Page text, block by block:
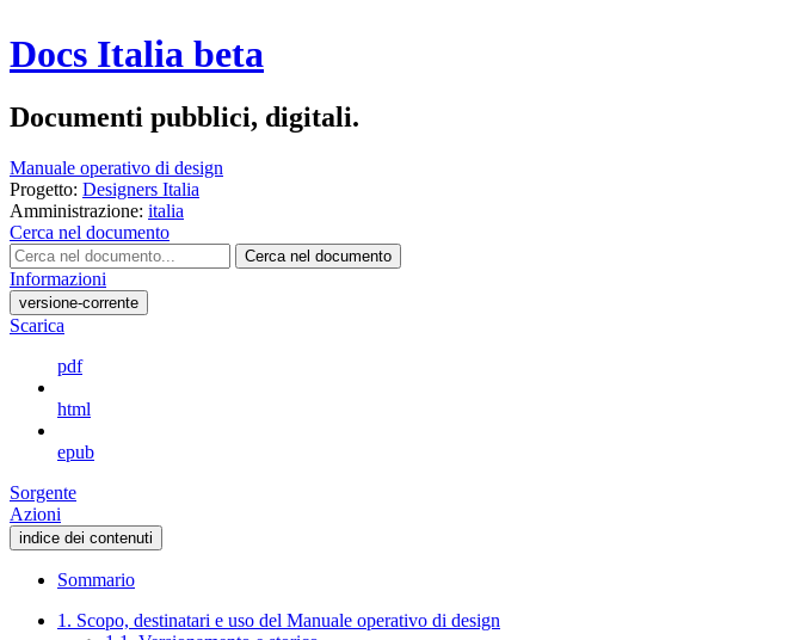
Docs Italia beta
Documenti pubblici, digitali.
Manuale operativo di design
Progetto: Designers Italia
Amministrazione: italia
Cerca nel documento
Cerca nel documento
Informazioni
versione-corrente
Scarica
pdf
html
epub
Sorgente
Azioni
indice dei contenuti
Sommario
1. Scopo, destinatari e uso del Manuale operativo di design